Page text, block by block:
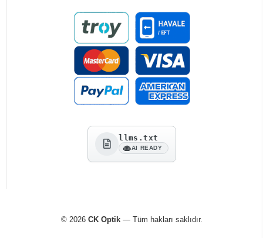
llms.txt
AI READY
© 2026 CK Optik— Tüm hakları saklıdır.